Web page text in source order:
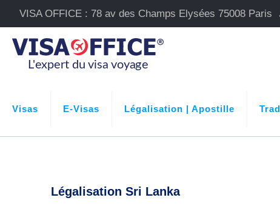
VISA OFFICE : 78 av des Champs Elysées 75008 Paris
Visas E-Visas Légalisation | Apostille
Légalisation Sri Lanka